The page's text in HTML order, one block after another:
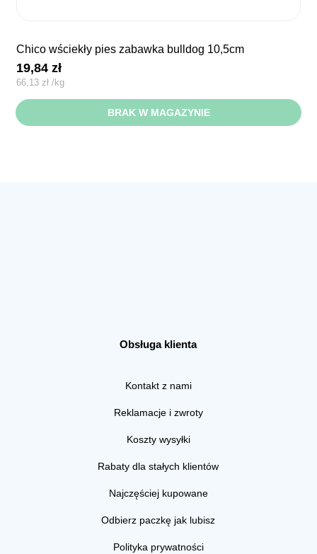
chico wściekły pies zabawka bulldog 10,5cm
19,84zł
66,13zł /kg
BRAK W MAGAZYNIE
Obsługa klienta
Kontakt z nami
Reklamacje i zwroty
Koszty wysyłki
Rabaty dla stałych klientów
Najczęściej kupowane
Odbierz paczkę jak lubisz
Polityka prywatności